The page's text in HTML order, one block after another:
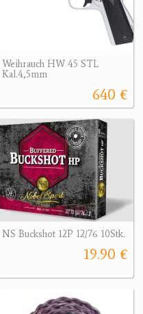
Weihrauch HW 45 STL
Kal.4,5mm
640 €
NS Buckshot 12P 12/76 10Stk.
19.90 €